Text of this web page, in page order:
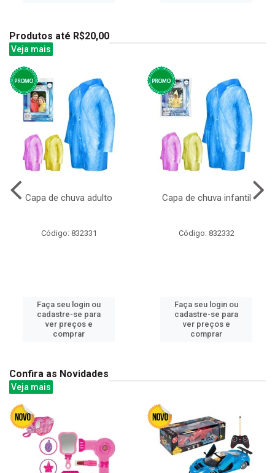
Produtos até R$20,00
Veja mais
Capa de chuva adulto
Código: 832331
Faça seu login ou
cadastre-se para
ver preços e
comprar
Capa de chuva infantil
Código: 832332
Faça seu login ou
cadastre-se para
ver preços e
comprar
Confira as Novidades
Veja mais